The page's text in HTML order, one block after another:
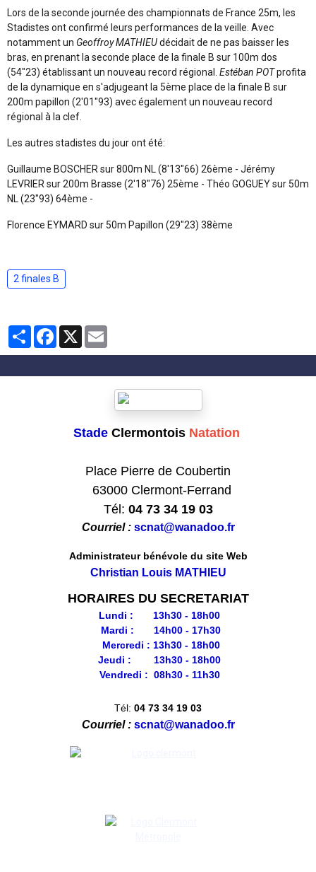
Lors de la seconde journée des championnats de France 25m, les
Stadistes ont confirmé leurs performances de la veille. Avec
notamment un Geoffroy MATHIEUdécidait de ne pas baisser les
bras, en prenant la seconde place de la finale B sur 100m dos
(54"23) établissant un nouveau record régional. Estéban POTprofita
de la dynamique en s'adjugeant la 5ème place de la finale B sur
200m papillon (2'01"93) avec également un nouveau record
régional à la clef.
Les autres stadistes du jour ont été:
Guillaume BOSCHER sur 800m NL (8'13"66) 26ème - Jérémy
LEVRIER sur 200m Brasse (2'18"76) 25ème - Théo GOGUEY sur 50m
NL (23"93) 64ème -
Florence EYMARD sur 50m Papillon (29"23) 38ème
2 finales B
PartagerFacebook
X
Stade Clermontois Natation
Place Pierre de Coubertin
63000 Clermont-Ferrand
Tél: 04 73 34 19 03
Courriel : scnat@wanadoo.fr
Administrateur bénévole du site Web
Christian Louis MATHIEU
HORAIRES DU SECRETARIAT
Lundi : 13h30 - 18h00
Mardi : 14h00 - 17h30
Mercredi : 13h30 - 18h00
Jeudi : 13h30 - 18h00
Vendredi : 08h30 - 11h30
Tél: 04 73 34 19 03
Courriel : scnat@wanadoo.fr